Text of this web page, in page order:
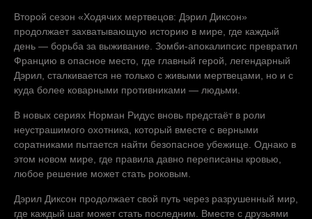
Второй сезон «Ходячих мертвецов: Дэрил Диксон»
продолжает захватывающую историю в мире, где каждый
день — борьба за выживание. Зомби-апокалипсис превратил
Францию в опасное место, где главный герой, легендарный
Дэрил, сталкивается не только с живыми мертвецами, но и с
куда более коварными противниками — людьми.
В новых сериях Норман Ридус вновь предстаёт в роли
неустрашимого охотника, который вместе с верными
соратниками пытается найти безопасное убежище. Однако в
этом новом мире, где правила давно переписаны кровью,
любое решение может стать роковым.
Дэрил Диксон продолжает свой путь через разрушенный мир,
где каждый шаг может стать последним. Вместе с друзьями